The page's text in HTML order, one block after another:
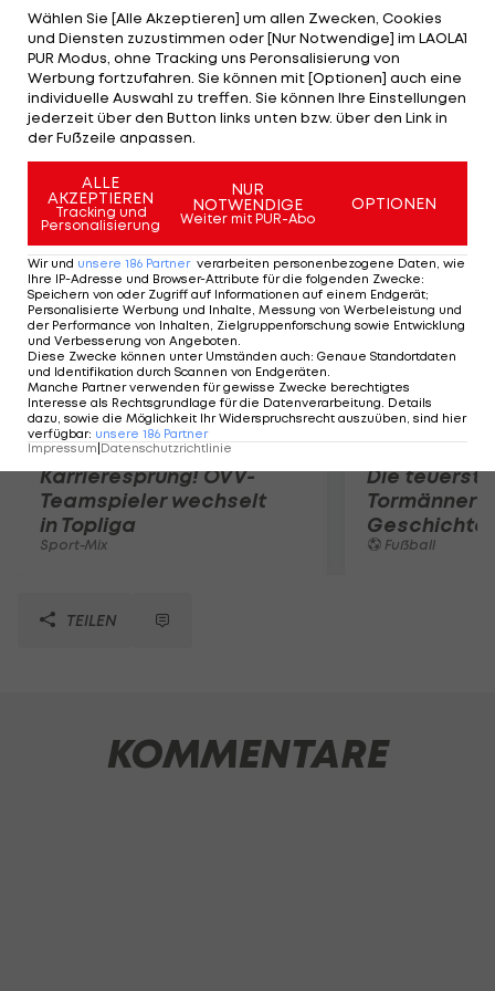
Minute den Ausgleich. Die L.A. Galaxy,
Tabellenführer der Western Conference,
qualifizieren sich neben dem FC Dallas als erstes
Team im MLS-Westen für die Playoffs. Seattle
rangiert auf dem fünften Tabellenrang. Real Salt
Lake besiegt Colorado mit 2:1.
Mehr zum Thema
Karrieresprung! ÖVV-
Teamspieler wechselt
in Topliga
Sport-Mix
Die
Tormänner
Geschichte
Fußball
TEILEN
KOMMENTARE
Wählen Sie [Alle Akzeptieren] um allen Zwecken, Cookies
und Diensten zuzustimmen oder [Nur Notwendige] im LAOLA1
PUR Modus, ohne Tracking uns Peronsalisierung von
Werbung fortzufahren. Sie können mit [Optionen] auch eine
individuelle Auswahl zu treffen. Sie können Ihre Einstellungen
jederzeit über den Button links unten bzw. über den Link in
der Fußzeile anpassen.
ALLE
AKZEPTIEREN
Tracking und
Personalisierung
NUR
NOTWENDIGE
Weiter mit PUR-Abo
OPTIONEN
Wir und unsere 186 Partner verarbeiten personenbezogene Daten, wie
Ihre IP-Adresse und Browser-Attribute für die folgenden Zwecke:
Speichern von oder Zugriff auf Informationen auf einem Endgerät;
Personalisierte Werbung und Inhalte, Messung von Werbeleistung und
der Performance von Inhalten, Zielgruppenforschung sowie Entwicklung
und Verbesserung von Angeboten.
Diese Zwecke können unter Umständen auch: Genaue Standortdaten
und Identifikation durch Scannen von Endgeräten.
Manche Partner verwenden für gewisse Zwecke berechtigtes
Interesse als Rechtsgrundlage für die Datenverarbeitung. Details
dazu, sowie die Möglichkeit Ihr Widerspruchsrecht auszuüben, sind hier
verfügbar: unsere 186 Partner
Impressum Datenschutzrichtlinie